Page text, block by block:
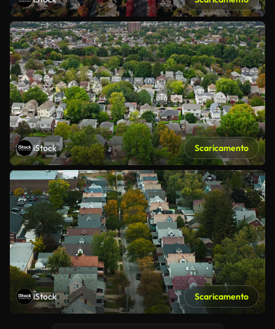
iStock Scaricamento
iStock Scaricamento